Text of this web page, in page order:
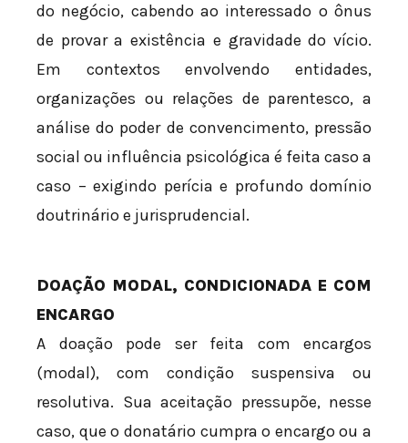
do negócio, cabendo ao interessado o ônus
de provar a existência e gravidade do vício.
Em contextos envolvendo entidades,
organizações ou relações de parentesco, a
análise do poder de convencimento, pressão
social ou influência psicológica é feita caso a
caso – exigindo perícia e profundo domínio
doutrinário e jurisprudencial.
DOAÇÃO MODAL, CONDICIONADA E COM
ENCARGO
A doação pode ser feita com encargos
(modal), com condição suspensiva ou
resolutiva. Sua aceitação pressupõe, nesse
caso, que o donatário cumpra o encargo ou a